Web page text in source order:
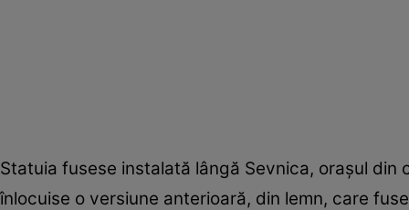
Statuia fusese instalată lângă Sevnica, orașul
înlocuise o versiune anterioară, din lemn, care